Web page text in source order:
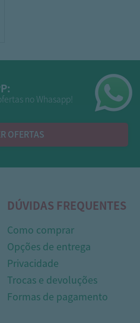
no Whasapp!
OFERTAS
DÚVIDAS FREQUENTES
Como comprar
Opções de entrega
Privacidade
Trocas e devoluções
Formas de pagamento